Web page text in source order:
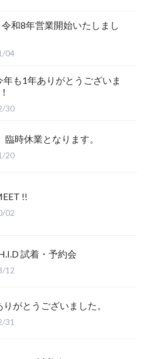
和8年営業開始いたしまし
04
年も1年ありがとうございま
30
時休業となります。
20
!!
02
26 H.I.D 試着・予約会
12
りがとうございました。
31